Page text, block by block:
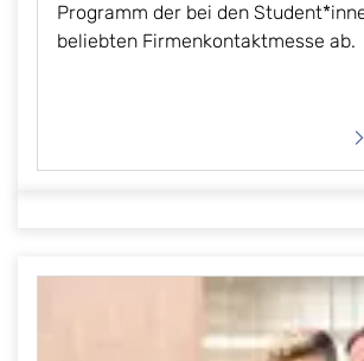
Programm der bei den
beliebten Firmenkontaktmesse ab.